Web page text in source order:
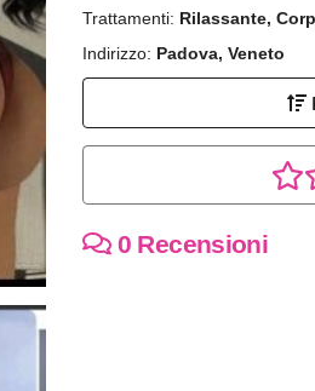
Trattamenti: Rilassante,
Indirizzo: Padova, Veneto
0 Recensioni